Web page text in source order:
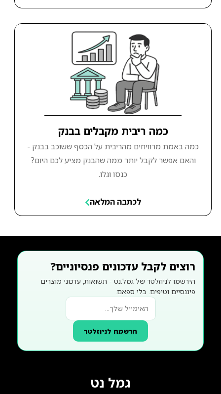
כמה ריבית מקבלים בבנק
כמה באמת מרוויחים מהריבית על הכסף ששוכב בבנק -
והאם אפשר לקבל יותר ממה שהבנק מציע לכם היום?
כנסו וגלו.
לכתבה המלאה
רוצים לקבל עדכונים פנסיוניים?
הירשמו לניוזלטר של גמל.נט - תשואות, עדכוני מוצרים
פיננסיים וטיפים. בלי ספאם.
הרשמה לניוזלטר
גמל נט